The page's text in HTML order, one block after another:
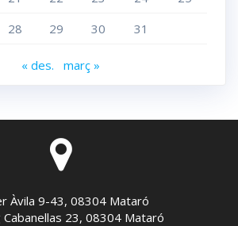
28 29 30 31
« des. març »
Àvila 9-43, 08304 Mataró
Cabanellas 23, 08304 Mataró